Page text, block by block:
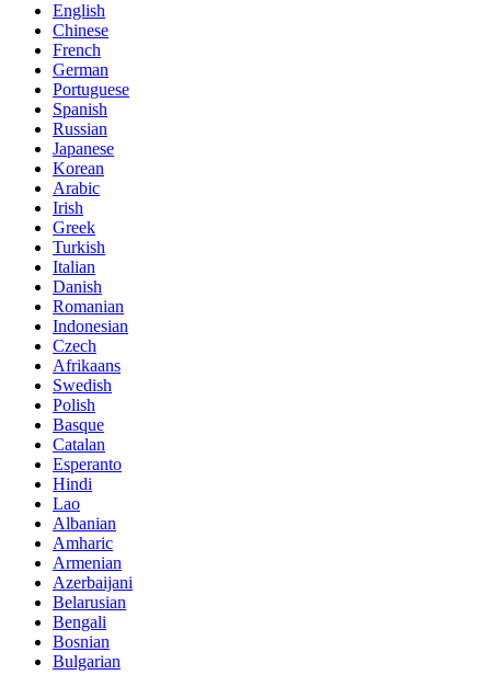
English
Chinese
French
German
Portuguese
Spanish
Russian
Japanese
Korean
Arabic
Irish
Greek
Turkish
Italian
Danish
Romanian
Indonesian
Czech
Afrikaans
Swedish
Polish
Basque
Catalan
Esperanto
Hindi
Lao
Albanian
Amharic
Armenian
Azerbaijani
Belarusian
Bengali
Bosnian
Bulgarian